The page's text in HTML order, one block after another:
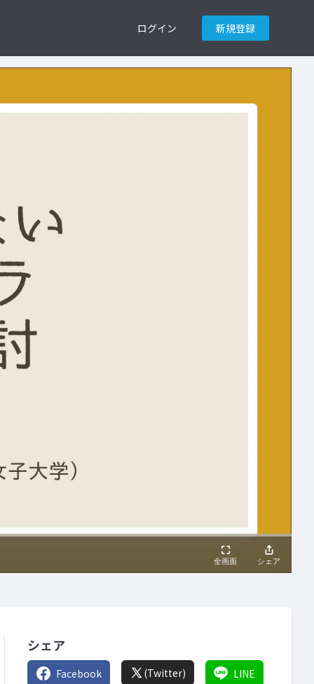
ログイン 新規登録
シェア
Facebook (Twitter) LINE